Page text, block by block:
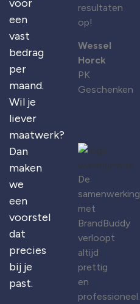
voor
een
vast
bedrag
per
maand.
Wil je
liever
maatwerk?
Dan
maken
we
een
voorstel
dat
precies
bij je
past.
resultaten
op!
Wessel
Horck
PK
Geschenken
De
samenwerking
met
BrandBuddy
verloopt
altijd
prettig
en
professioneel.